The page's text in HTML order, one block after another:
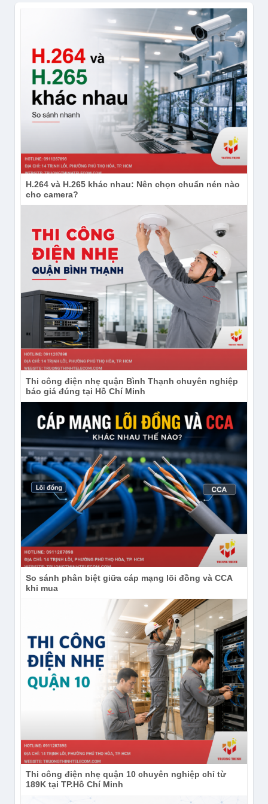
H.264 và H.265 khác nhau: Nên chọn chuẩn nén nào
cho camera?
Thi công điện nhẹ quận Bình Thạnh chuyên nghiệp
báo giá đúng tại Hồ Chí Minh
So sánh phân biệt giữa cáp mạng lõi đồng và CCA
khi mua
Thi công điện nhẹ quận 10 chuyên nghiệp chỉ từ
189K tại TP.Hồ Chí Minh